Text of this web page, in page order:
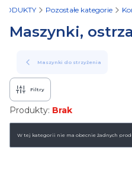
Pozostałe kategorie
Maszynki,
Maszynki do strzyżenia
Filtry
Produkty: Brak
Lista produktów
W tej kategorii nie ma obecnie żadnych